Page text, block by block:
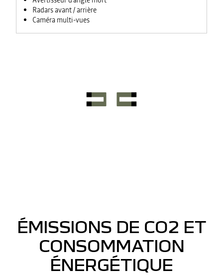
Radars avant / arrière
Caméra multi-vues
ÉMISSIONS DE CO2 ET
CONSOMMATION
ÉNERGÉTIQUE